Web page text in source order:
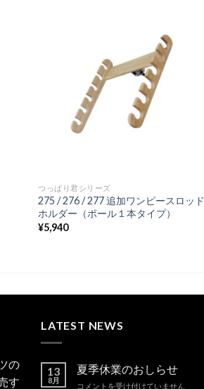
つっぱり君シリーズ
275 / 276 / 277 追加ワンピースロッド
ホルダー（ポール１本タイプ）
¥5,940
の
す
LATEST NEWS
13
8月
夏季休業のおしらせ
夏
コメントを受け付けていません